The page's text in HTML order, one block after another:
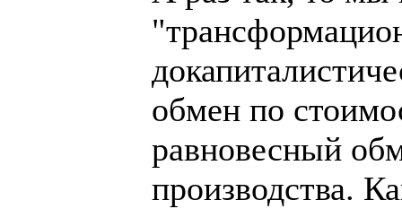
обмен по
равновесный
производства.